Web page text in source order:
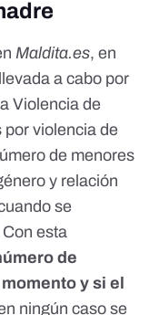
Maldita.es, en
a cabo por
Violencia de
violencia de
de menores
y relación
se
esta
de
y si el
ningún caso se